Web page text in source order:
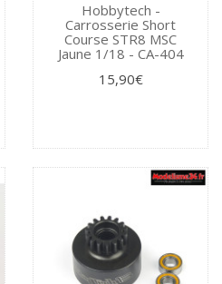
Hobbytech -
Carrosserie Short
Course STR8 MSC
Jaune 1/18 - CA-404
15,90€